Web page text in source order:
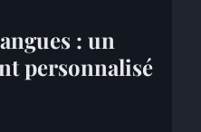
: un
personnalisé